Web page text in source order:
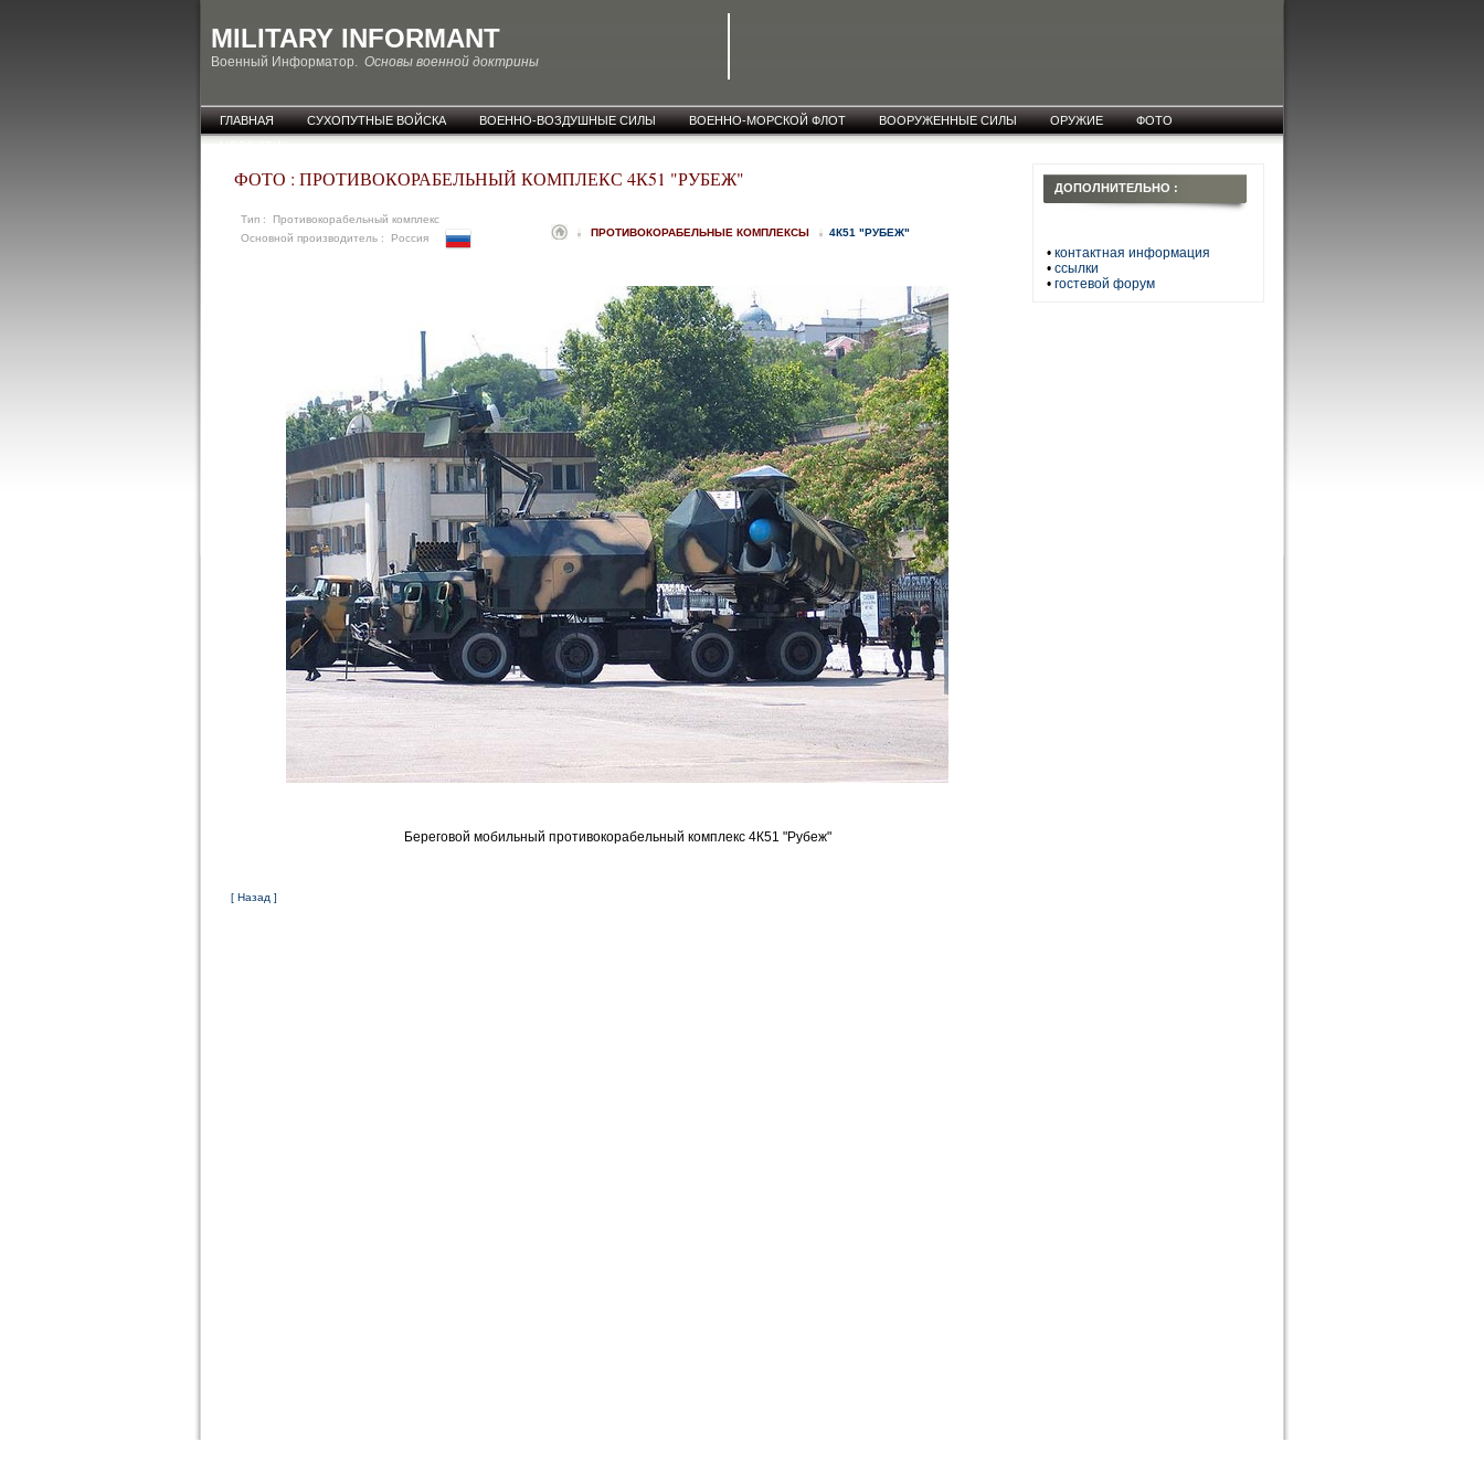
MILITARY INFORMANT
Военный Информатор. Основы военной доктрины
ГЛАВНАЯ СУХОПУТНЫЕ ВОЙСКА ВОЕННО-ВОЗДУШНЫЕ СИЛЫ ВОЕННО-МОРСКОЙ ФЛОТ ВООРУЖЕННЫЕ СИЛЫ ОРУЖИЕ
ФОТО
ФОТО : ПРОТИВОКОРАБЕЛЬНЫЙ КОМПЛЕКС 4К51 "РУБЕЖ"
Тип : Противокорабельный комплекс
Основной производитель : Россия
ПРОТИВОКОРАБЕЛЬНЫЕ КОМПЛЕКСЫ 4К51 "РУБЕЖ"
Береговой мобильный противокорабельный комплекс 4К51 "Рубеж"
[ Назад ]
ДОПОЛНИТЕЛЬНО :
• контактная информация
• ссылки
• гостевой форум